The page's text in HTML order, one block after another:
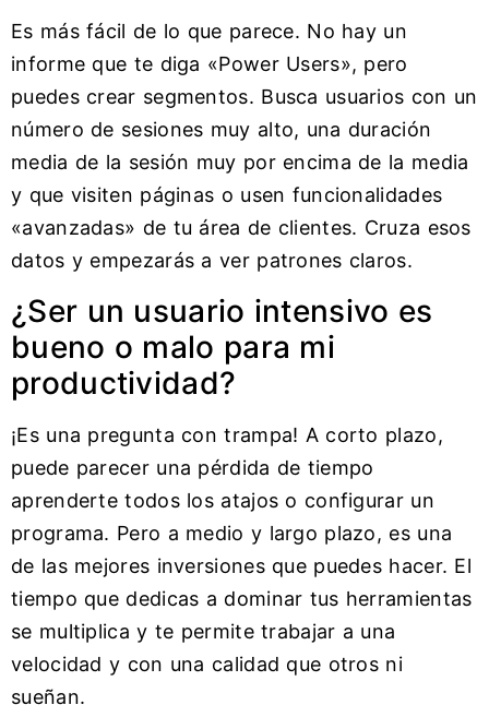
Es más fácil de lo que parece. No hay un
informe que te diga «Power Users», pero
puedes crear segmentos. Busca usuarios con un
número de sesiones muy alto, una duración
media de la sesión muy por encima de la media
y que visiten páginas o usen funcionalidades
«avanzadas» de tu área de clientes. Cruza esos
datos y empezarás a ver patrones claros.
¿Ser un usuario intensivo es
bueno o malo para mi
productividad?
¡Es una pregunta con trampa! A corto plazo,
puede parecer una pérdida de tiempo
aprenderte todos los atajos o configurar un
programa. Pero a medio y largo plazo, es una
de las mejores inversiones que puedes hacer. El
tiempo que dedicas a dominar tus herramientas
se multiplica y te permite trabajar a una
velocidad y con una calidad que otros ni
sueñan.